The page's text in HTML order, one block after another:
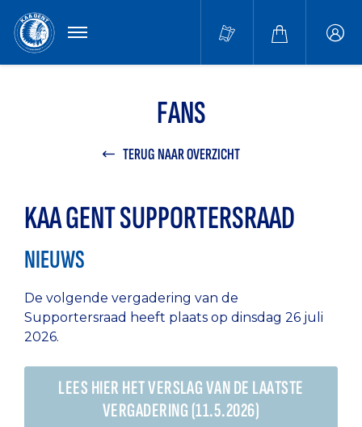
MENU
FANS
TERUG NAAR OVERZICHT
KAA GENT SUPPORTERSRAAD
NIEUWS
De volgende vergadering van de
Supportersraad heeft plaats op dinsdag 26 juli
2026.
LEES HIER HET VERSLAG VAN DE LAATSTE
VERGADERING (11.5.2026)